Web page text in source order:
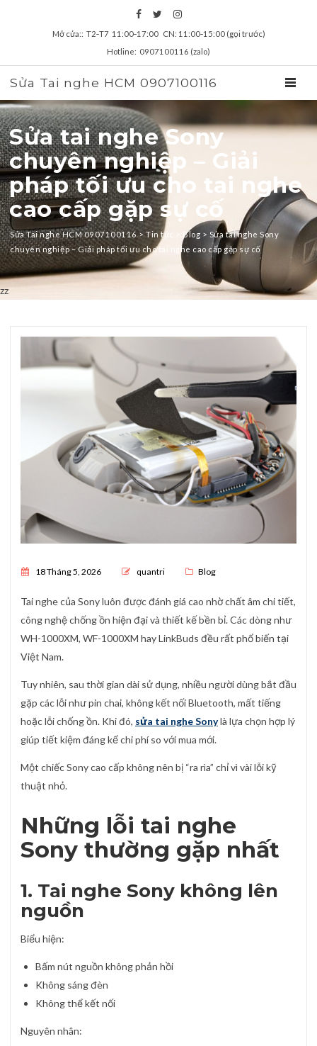
Mở cửa:: T2‑T7 11:00‑17:00 CN: 11:00‑15:00 (gọi trước)
Hotline: 0907100116 (zalo)
Sửa Tai nghe HCM 0907100116
Sửa tai nghe Sony
chuyên nghiệp – Giải
pháp tối ưu cho tai nghe
cao cấp gặp sự cố
Sửa Tai nghe HCM 0907100116>Tin tức Blog > Sửa tai nghe Sony
chuyên nghiệp – Giải pháp tối ưu cho tai nghe cao cấp gặp sự cố
zz
Posted on
18 Tháng 5, 2026 quantri Blog
Tai nghe của Sonyluôn được đánh giá cao nhờ chất âm chi tiết,
công nghệ chống ồn hiện đại và thiết kế bền bỉ. Các dòng như
WH-1000XM, WF-1000XM hay LinkBuds đều rất phổ biến tại
Việt Nam.
Tuy nhiên, sau thời gian dài sử dụng, nhiều người dùng bắt đầu
gặp các lỗi như pin chai, không kết nối Bluetooth, mất tiếng
hoặc lỗi chống ồn. Khi đó, sửa tai nghe Sonylà lựa chọn hợp lý
giúp tiết kiệm đáng kể chi phí so với mua mới.
Một chiếc Sony cao cấp không nên bị “ra rìa” chỉ vì vài lỗi kỹ
thuật nhỏ.
Những lỗi tai nghe
Sony thường gặp nhất
1. Tai nghe Sony không lên
nguồn
Biểu hiện:
Bấm nút nguồn không phản hồi
Không sáng đèn
Không thể kết nối
Nguyên nhân: